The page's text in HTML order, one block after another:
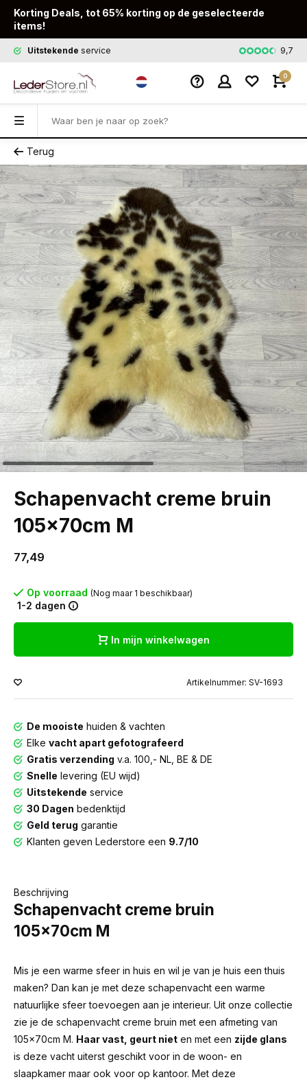
Korting Deals, tot 65% korting op de geselecteerde
items!
Uitstekende service Snelle9,7
0
Terug
Schapenvacht creme bruin
105x70cm M
77,49
Op voorraad (Nog maar 1 beschikbaar)
1-2 dagen
In mijn winkelwagen
Artikelnummer: SV-1693
De mooiste huiden & vachten
Elke vacht apart gefotografeerd
Gratis verzending v.a. 100,- NL, BE & DE
Snelle levering (EU wijd)
Uitstekende service
30 Dagen bedenktijd
Geld terug garantie
Klanten geven Lederstore een 9.7/10
Beschrijving
Schapenvacht creme bruin
105x70cm M
Mis je een warme sfeer in huis en wil je van je huis een thuis
maken? Dan kan je met deze schapenvacht een warme
natuurlijke sfeer toevoegen aan je interieur. Uit onze collectie
zie je de schapenvacht creme bruin met een afmeting van
105x70cm M. Haar vast, geurt niet en met een zijde glans
is deze vacht uiterst geschikt voor in de woon- en
slaapkamer maar ook voor op kantoor. Met deze